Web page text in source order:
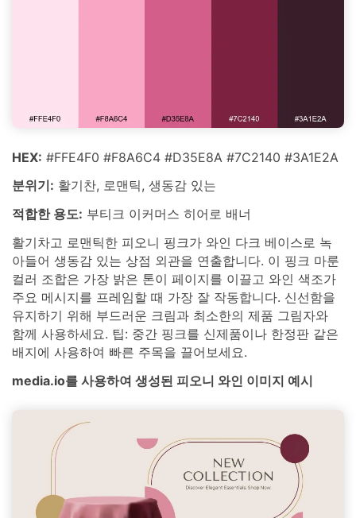
HEX: #FFE4F0 #F8A6C4 #D35E8A #7C2140 #3A1E2A
분위기: 활기찬, 로맨틱, 생동감 있는
적합한 용도: 부티크 이커머스 히어로 배너
활기차고 로맨틱한 피오니 핑크가 와인 다크 베이스로 녹
아들어 생동감 있는 상점 외관을 연출합니다. 이 핑크 마룬
컬러 조합은 가장 밝은 톤이 페이지를 이끌고 와인 색조가
주요 메시지를 프레임할 때 가장 잘 작동합니다. 신선함을
유지하기 위해 부드러운 크림과 최소한의 제품 그림자와
함께 사용하세요. 팁: 중간 핑크를 신제품이나 한정판 같은
배지에 사용하여 빠른 주목을 끌어보세요.
media.io를 사용하여 생성된 피오니 와인 이미지 예시